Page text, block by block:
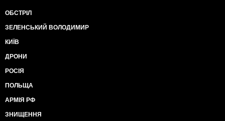
ОБСТРІЛ
ЗЕЛЕНСЬКИЙ ВОЛОДИМИР
КИЇВ
ДРОНИ
РОСІЯ
ПОЛЬЩА
АРМІЯ РФ
ЗНИЩЕННЯ